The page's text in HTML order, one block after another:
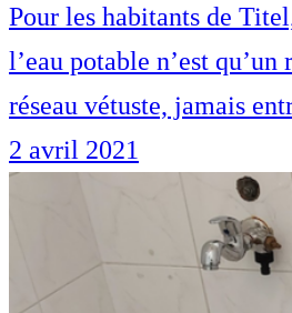
Pour les habitants de
l’eau potable n’est qu’un
réseau vétuste, jamais
2 avril 2021